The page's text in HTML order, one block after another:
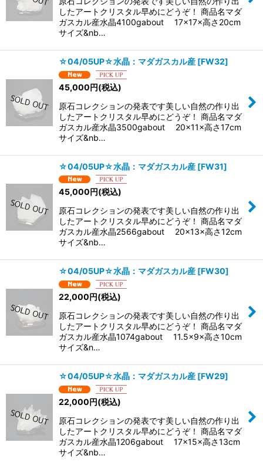
したアートクリスタル早めにどうぞ！ 商品名マダ
ガスカル産水晶4100gabout 17×17×高さ20cm
サイズ&nb…
☆04/05UP☆水晶：マダガスカル産 [FW32]
45,000円(税込)
原石コレクションの発表です美しい自然の作り出
したアートクリスタル早めにどうぞ！ 商品名マダ
ガスカル産水晶3500gabout 20×11×高さ17cm
サイズ&nb…
☆04/05UP☆水晶：マダガスカル産 [FW31]
45,000円(税込)
原石コレクションの発表です美しい自然の作り出
したアートクリスタル早めにどうぞ！ 商品名マダ
ガスカル産水晶2566gabout 20×13×高さ12cm
サイズ&nb…
☆04/05UP☆水晶：マダガスカル産 [FW30]
22,000円(税込)
原石コレクションの発表です美しい自然の作り出
したアートクリスタル早めにどうぞ！ 商品名マダ
ガスカル産水晶1074gabout 11.5×9×高さ10cm
サイズ&n…
☆04/05UP☆水晶：マダガスカル産 [FW29]
22,000円(税込)
原石コレクションの発表です美しい自然の作り出
したアートクリスタル早めにどうぞ！ 商品名マダ
ガスカル産水晶1206gabout 17×15×高さ13cm
サイズ&nb…